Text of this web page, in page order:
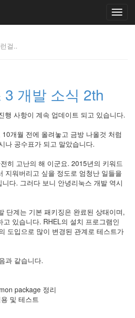
걸..
3 개발 소식 2th
행 사항이 계속 업데이트 되고 있습니다.
개월 전에 올려놓고 금방 나올것 처럼
나 공수표가 되고 말았습니다.
히 고난의 해 이군요. 2015년의 키워드
지워버리고 싶을 정도로 엄청난 일들을
다. 그러다 보니 안녕리눅스 개발 역시
단계는 기본 패키징은 완료된 상태이며,
있습니다. RHEL의 설치 프로그램인
도입으로 많이 변경된 관계로 테스트가
과 같습니다.
package 정리
및 테스트